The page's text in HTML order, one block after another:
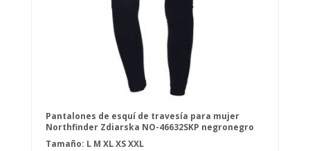
Pantalones de esquí de travesía para mujer
Northfinder Zdiarska NO-46632SKP negronegro
Tamaño: L M XLXSXXL